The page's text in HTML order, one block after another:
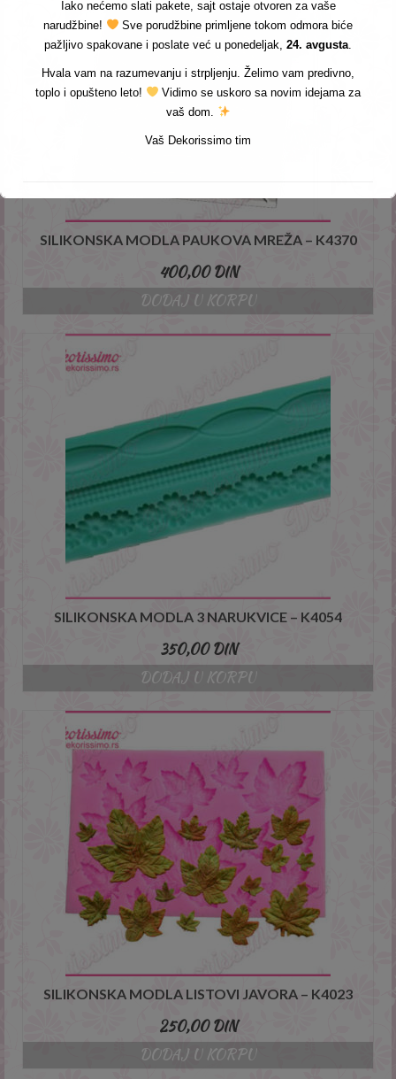
SILIKONSKA MODLA PAUKOVA MREŽA – K4370
400,00DIN
DODAJ U KORPU
SILIKONSKA MODLA 3 NARUKVICE – K4054
350,00DIN
DODAJ U KORPU
SILIKONSKA MODLA LISTOVI JAVORA – K4023
250,00DIN
DODAJ U KORPU
Iako nećemo slati pakete, sajt ostaje otvoren za vaše
narudžbine!
Sve porudžbine primljene tokom odmora biće
pažljivo spakovane i poslate već u ponedeljak, 24. avgusta
Hvala vam na razumevanju i strpljenju. Želimo vam predivno,
toplo i opušteno leto!
Vidimo se uskoro sa novim idejama za
vaš dom.
Vaš Dekorissimo tim
This will close in